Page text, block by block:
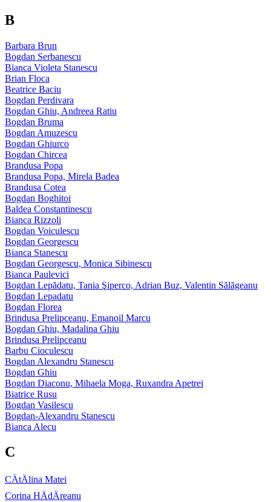
B
Barbara Brun
Bogdan Serbanescu
Bianca Violeta Stanescu
Brian Floca
Beatrice Baciu
Bogdan Perdivara
Bogdan Ghiu, Andreea Ratiu
Bogdan Bruma
Bogdan Amuzescu
Bogdan Ghiurco
Bogdan Chircea
Brandusa Popa
Brandusa Popa, Mirela Badea
Brandusa Cotea
Bogdan Boghitoi
Baldea Constantinescu
Bianca Rizzoli
Bogdan Voiculescu
Bogdan Georgescu
Bianca Stanescu
Bogdan Georgescu, Monica Sibinescu
Bianca Paulevici
Bogdan Lepădatu, Tania Şiperco, Adrian Buz, Valentin Sălăgeanu
Bogdan Lepadatu
Bogdan Florea
Brindusa Prelipceanu, Emanoil Marcu
Bogdan Ghiu, Madalina Ghiu
Brindusa Prelipceanu
Barbu Cioculescu
Bogdan Alexandru Stanescu
Bogdan Ghiu
Bogdan Diaconu, Mihaela Moga, Ruxandra Apetrei
Biatrice Rusu
Bogdan Vasilescu
Bogdan-Alexandru Stanescu
Bianca Alecu
C
CÄtÄlina Matei
Corina HÄdÄreanu